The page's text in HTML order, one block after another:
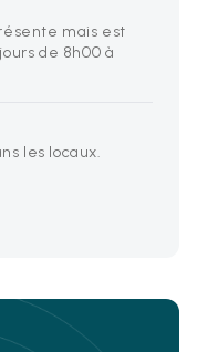
mais est
de 8h00 à
les locaux.